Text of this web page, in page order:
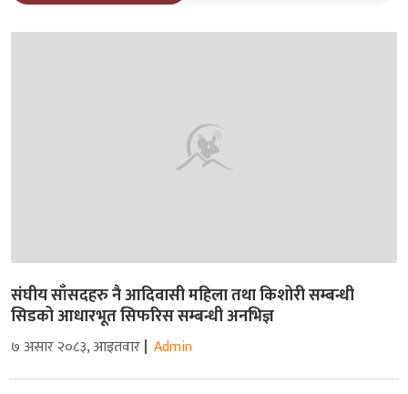
संघीय साँसदहरु नै आदिवासी महिला तथा किशोरी सम्बन्धी
सिडको आधारभूत सिफरिस सम्बन्धी अनभिज्ञ
७ असार २०८३, आइतवार Admin